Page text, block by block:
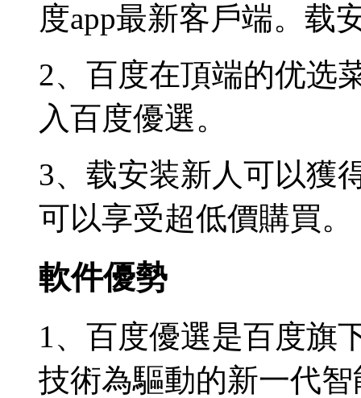
度app最新客戶端。载
2、百度在頂端的优选
入百度優選。
3、载安装新人可以獲
可以享受超低價購買。
軟件優勢
1、百度優選是百度旗
技術為驅動的新一代